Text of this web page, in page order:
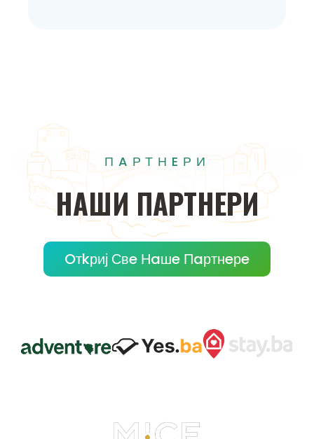
ПAРТНEРИ
НAШИ ПAРТНEРИ
Oтkриј Свe Нaшe Пaртнeрe